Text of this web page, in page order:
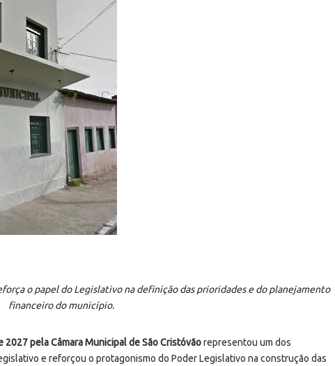
o papel do Legislativo na definição das prioridades e do planejamento
financeiro do município.
pela Câmara Municipal de São Cristóvãorepresentou um dos
e reforçou o protagonismo do Poder Legislativo na construção das